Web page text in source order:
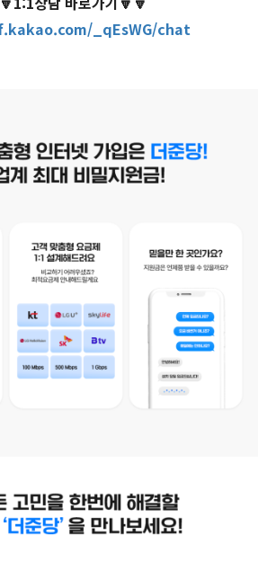
_qEsWG/chat